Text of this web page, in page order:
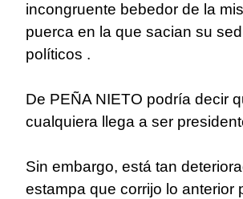
incongruente bebedor de la
puerca en la que sacian su
políticos .
De PEÑA NIETO podría decir
cualquiera llega a ser
Sin embargo, está tan
estampa que corrijo lo anterior